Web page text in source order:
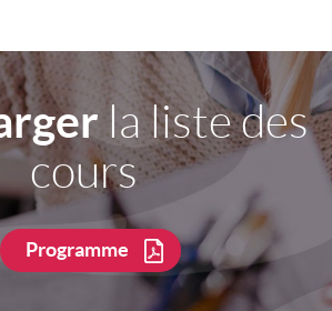
la liste des
cours
Programme